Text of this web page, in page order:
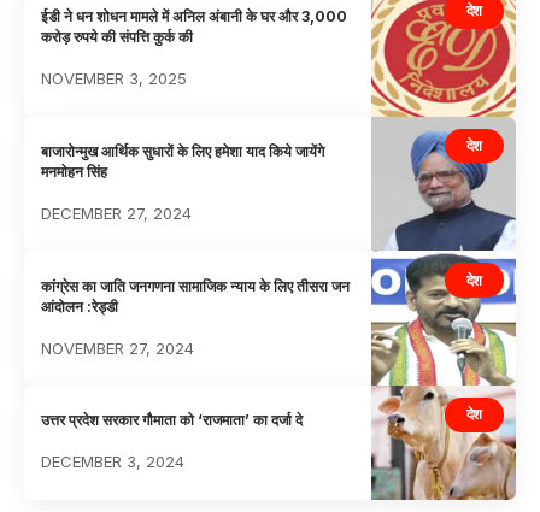
देश
ईडी ने धन शोधन मामले में अनिल अंबानी के घर और 3,000
करोड़ रुपये की संपत्ति कुर्क की
NOVEMBER 3, 2025
देश
बाजारोन्मुख आर्थिक सुधारों के लिए हमेशा याद किये जायेंगे
मनमाेहन सिंह
DECEMBER 27, 2024
देश
कांग्रेस का जाति जनगणना सामाजिक न्याय के लिए तीसरा जन
आंदोलन :रेड्डी
NOVEMBER 27, 2024
देश
उत्तर प्रदेश सरकार गौमाता को ‘राजमाता’ का दर्जा दे
DECEMBER 3, 2024